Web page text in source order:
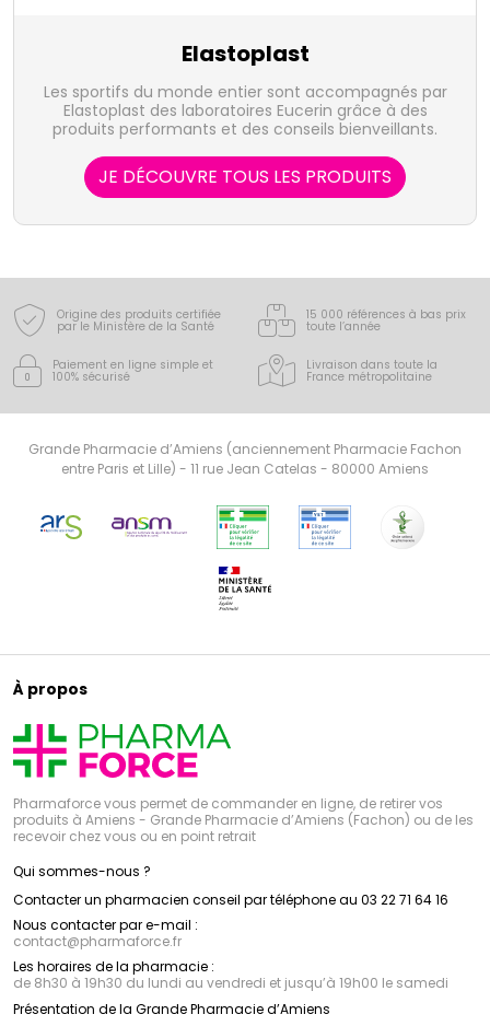
Elastoplast
Les sportifs du monde entier sont accompagnés par
Elastoplast des laboratoires Eucerin grâce à des
produits performants et des conseils bienveillants.
JE DÉCOUVRE TOUS LES PRODUITS
Origine des produits certifiée
par le Ministère de la Santé
15 000 références à bas prix
toute l’année
Paiement en ligne simple et
100% sécurisé
Livraison dans toute la
France métropolitaine
Grande Pharmacie d’Amiens (anciennement Pharmacie Fachon
entre Paris et Lille) - 11 rue Jean Catelas - 80000 Amiens
À propos
Pharmaforce vous permet de commander en ligne, de retirer vos
produits à Amiens - Grande Pharmacie d’Amiens (Fachon) ou de les
recevoir chez vous ou en point retrait
Qui sommes-nous ?
Contacter un pharmacien conseil par téléphone au 03 22 71 64 16
Nous contacter par e-mail :
contact@pharmaforce.fr
Les horaires de la pharmacie :
de 8h30 à 19h30 du lundi au vendredi et jusqu’à 19h00 le samedi
Présentation de la Grande Pharmacie d’Amiens